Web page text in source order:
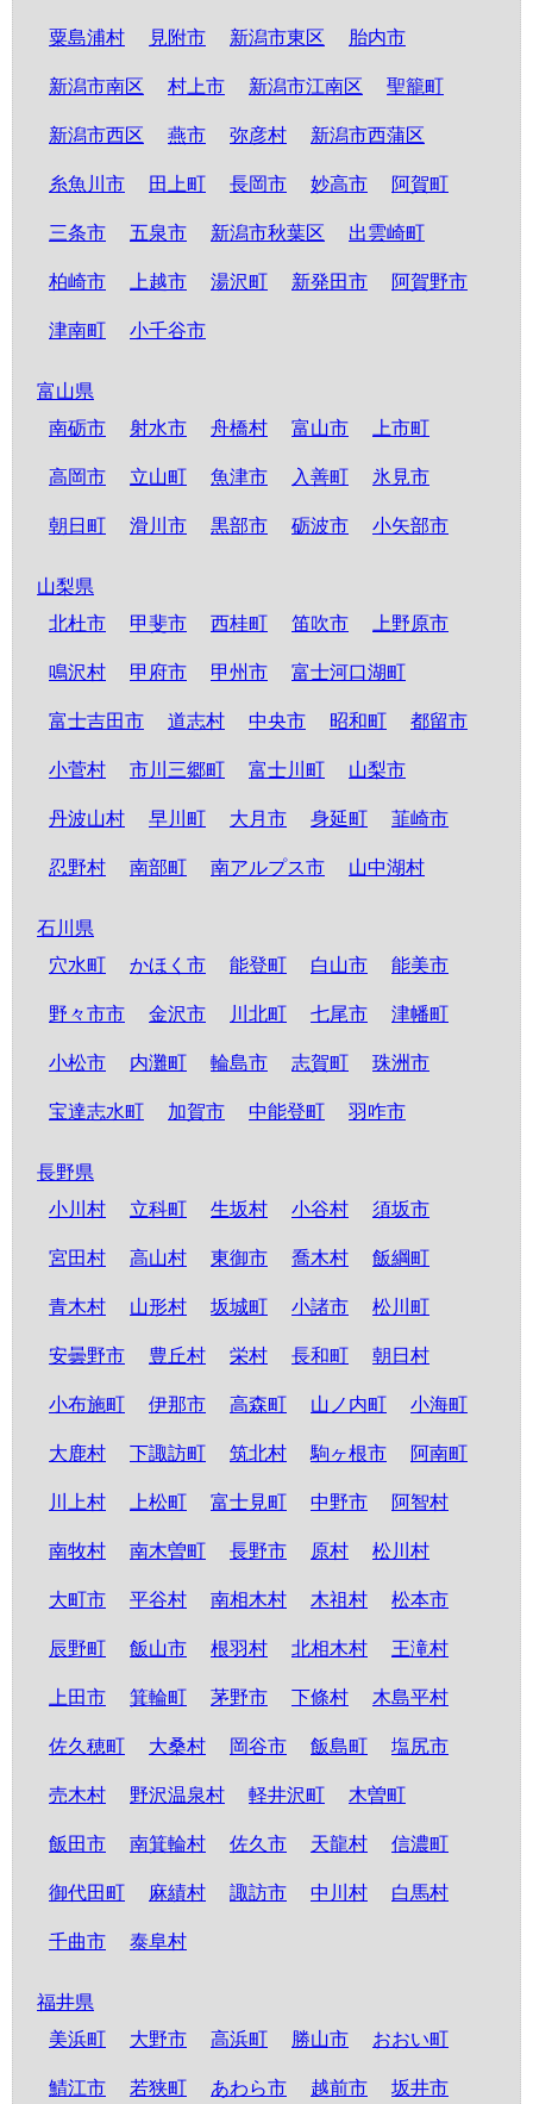
粟島浦村 見附市 新潟市東区 胎内市
新潟市南区 村上市 新潟市江南区 聖籠町
新潟市西区 燕市 弥彦村 新潟市西蒲区
糸魚川市 田上町 長岡市 妙高市 阿賀町
三条市 五泉市 新潟市秋葉区 出雲崎町
柏崎市 上越市 湯沢町 新発田市 阿賀野市
津南町 小千谷市
富山県
南砺市
射水市 舟橋村 富山市 上市町
高岡市 立山町 魚津市 入善町 氷見市
朝日町 滑川市 黒部市 砺波市 小矢部市
山梨県
北杜市
甲斐市 西桂町 笛吹市 上野原市
鳴沢村 甲府市 甲州市 富士河口湖町
富士吉田市 道志村 中央市 昭和町 都留市
小菅村 市川三郷町 富士川町 山梨市
丹波山村 早川町 大月市 身延町 韮崎市
忍野村 南部町 南アルプス市 山中湖村
石川県
穴水町
かほく市 能登町 白山市 能美市
野々市市 金沢市 川北町 七尾市 津幡町
小松市 内灘町 輪島市 志賀町 珠洲市
宝達志水町 加賀市 中能登町 羽咋市
長野県
小川村
立科町 生坂村 小谷村 須坂市
宮田村 高山村 東御市 喬木村 飯綱町
青木村 山形村 坂城町 小諸市 松川町
安曇野市 豊丘村 栄村 長和町 朝日村
小布施町 伊那市 高森町 山ノ内町 小海町
大鹿村 下諏訪町 筑北村 駒ヶ根市 阿南町
川上村 上松町 富士見町 中野市 阿智村
南牧村 南木曽町 長野市 原村 松川村
大町市 平谷村 南相木村 木祖村 松本市
辰野町 飯山市 根羽村 北相木村 王滝村
上田市 箕輪町 茅野市 下條村 木島平村
佐久穂町 大桑村 岡谷市 飯島町 塩尻市
売木村 野沢温泉村 軽井沢町 木曽町
飯田市 南箕輪村 佐久市 天龍村 信濃町
御代田町 麻績村 諏訪市 中川村 白馬村
千曲市 泰阜村
福井県
美浜町
大野市 高浜町 勝山市 おおい町
鯖江市 若狭町 あわら市 越前市 坂井市